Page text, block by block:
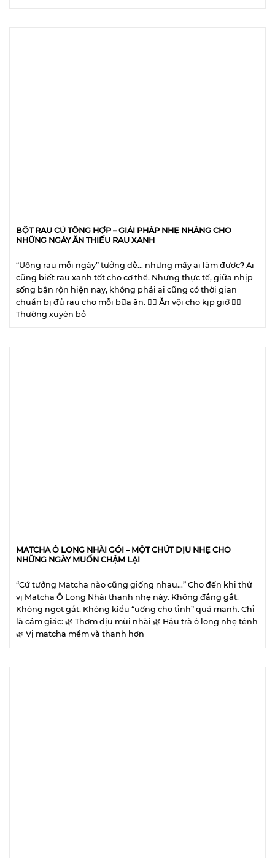
BỘT RAU CỦ TỔNG HỢP – GIẢI PHÁP NHẸ NHÀNG CHO
NHỮNG NGÀY ĂN THIẾU RAU XANH
“Uống rau mỗi ngày” tưởng dễ… nhưng mấy ai làm được? Ai
cũng biết rau xanh tốt cho cơ thể. Nhưng thực tế, giữa nhịp
sống bận rộn hiện nay, không phải ai cũng có thời gian
chuẩn bị đủ rau cho mỗi bữa ăn. 😵‍💫 Ăn vội cho kịp giờ 😵‍💫
Thường xuyên bỏ
MATCHA Ô LONG NHÀI GÓI – MỘT CHÚT DỊU NHẸ CHO
NHỮNG NGÀY MUỐN CHẬM LẠI
“Cứ tưởng Matcha nào cũng giống nhau…” Cho đến khi thử
vị Matcha Ô Long Nhài thanh nhẹ này. Không đắng gắt.
Không ngọt gắt. Không kiểu “uống cho tỉnh” quá mạnh. Chỉ
là cảm giác: 🌿 Thơm dịu mùi nhài 🌿 Hậu trà ô long nhẹ tênh
🌿 Vị matcha mềm và thanh hơn